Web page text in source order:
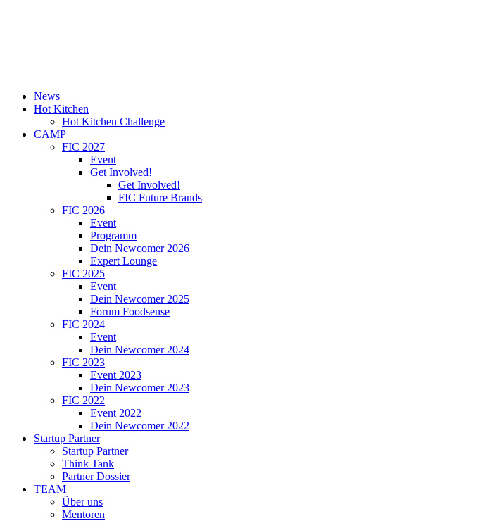
News
Hot Kitchen
Hot Kitchen Challenge
CAMP
FIC 2027
Event
Get Involved!
Get Involved!
FIC Future Brands
FIC 2026
Event
Programm
Dein Newcomer 2026
Expert Lounge
FIC 2025
Event
Dein Newcomer 2025
Forum Foodsense
FIC 2024
Event
Dein Newcomer 2024
FIC 2023
Event 2023
Dein Newcomer 2023
FIC 2022
Event 2022
Dein Newcomer 2022
Startup Partner
Startup Partner
Think Tank
Partner Dossier
TEAM
Über uns
Mentoren